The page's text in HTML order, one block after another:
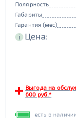
Полярность
Габариты
Гарантия (мес)
i Цена:
Выгода на
600 руб.*
есть в наличии